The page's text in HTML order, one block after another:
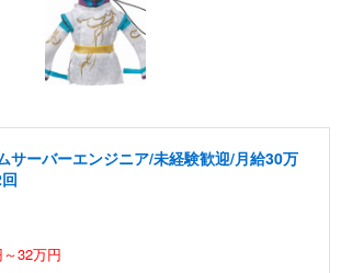
サーバーエンジニア/未経験歓迎/月給30万
32万円